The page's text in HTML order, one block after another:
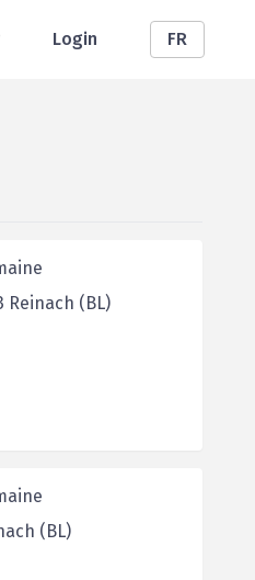
Login FR
Reinach (BL)
(BL)